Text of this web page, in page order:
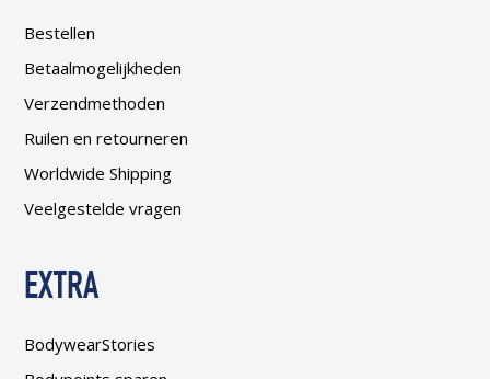
Bestellen
Betaalmogelijkheden
Verzendmethoden
Ruilen en retourneren
Worldwide Shipping
Veelgestelde vragen
EXTRA
BodywearStories